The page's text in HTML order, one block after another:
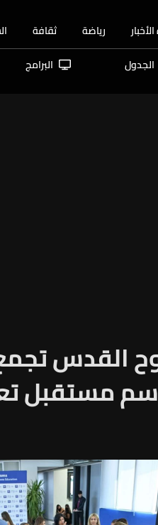
رياضة ثقافة
الجدول البرامج
القدس
مستقبل